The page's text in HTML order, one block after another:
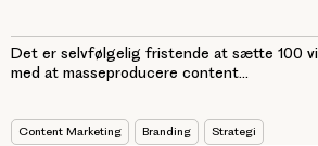
Det er selvfølgelig fristende at sætte 100
med at masseproducere content...
Content Marketing Branding Strategi